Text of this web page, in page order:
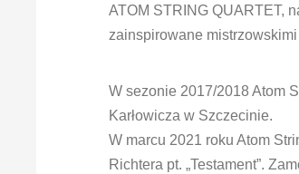
ATOM STRING QUARTET,
zainspirowane
W sezonie 2017/2018 Atom
Karłowicza w Szczecinie.
W marcu 2021 roku Atom
Richtera pt. „Testament”.